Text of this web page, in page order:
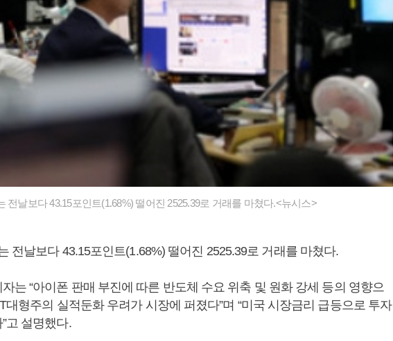
날보다 43.15포인트(1.68%) 떨어진 2525.39로 거래를 마쳤다.<뉴시스>
전날보다 43.15포인트(1.68%) 떨어진 2525.39로 거래를 마쳤다.
는 “아이폰 판매 부진에 따른 반도체 수요 위축 및 원화 강세 등의 영향으
대형주의 실적둔화 우려가 시장에 퍼졌다”며 “미국 시장금리 급등으로 투자
고 설명했다.